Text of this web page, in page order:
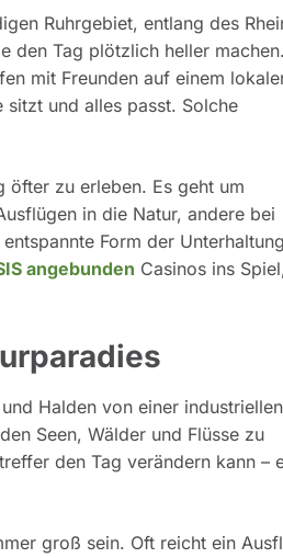
Ruhrgebiet, entlang des
den Tag plötzlich heller
mit Freunden auf einem
sitzt und alles passt. Solche
öfter zu erleben. Es geht um
in die Natur, andere bei
Form der
angebunden Casinos ins
Halden von einer industriellen
Seen, Wälder und Flüsse zu
den Tag verändern kann –
groß sein. Oft reicht ein